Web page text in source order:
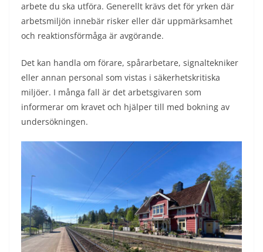
arbete du ska utföra. Generellt krävs det för yrken där
arbetsmiljön innebär risker eller där uppmärksamhet
och reaktionsförmåga är avgörande.
Det kan handla om förare, spårarbetare, signaltekniker
eller annan personal som vistas i säkerhetskritiska
miljöer. I många fall är det arbetsgivaren som
informerar om kravet och hjälper till med bokning av
undersökningen.